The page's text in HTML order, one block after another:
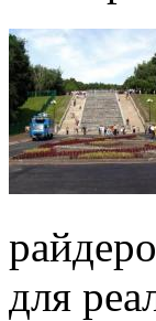
для